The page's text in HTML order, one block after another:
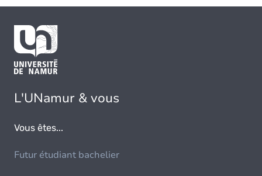
L'UNamur & vous
Vous êtes...
Futur étudiant bachelier